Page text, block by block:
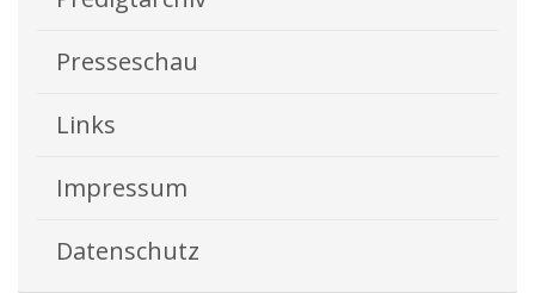
Presseschau
Links
Impressum
Datenschutz